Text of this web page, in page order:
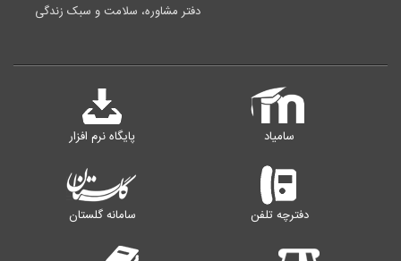
دفتر مشاوره، سلامت و سبک زندگی
سامیاد پایگاه نرم افزار
دفترچه تلفن سامانه گلستان